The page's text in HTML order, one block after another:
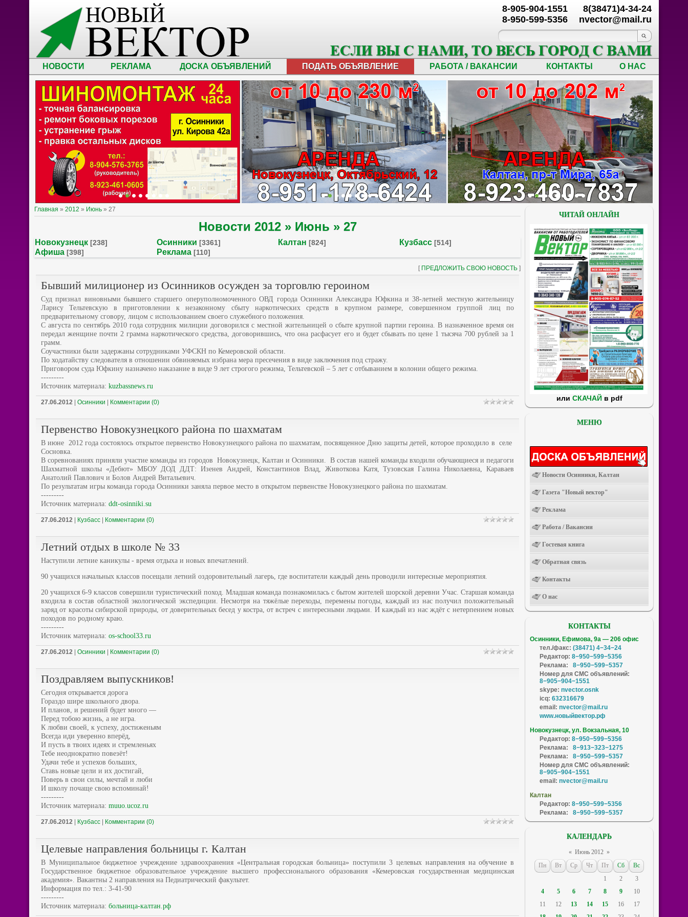
8(38471)4-34-24
nvector@mail.ru
8-905-904-1551
8-950-599-5356
НОВОСТИ РЕКЛАМА ДОСКА ОБЪЯВЛЕНИЙ ПОДАТЬ ОБЪЯВЛЕНИЕ РАБОТА / ВАКАНСИИ КОНТАКТЫ О НАС
Главная » 2012 » Июнь » 27
Новости 2012 » Июнь » 27
Новокузнецк [238] Осинники [3361] Калтан [824] Кузбасс [514]
Афиша [398] Реклама [110]
[ ПРЕДЛОЖИТЬ СВОЮ НОВОСТЬ ]
Бывший милиционер из Осинников осужден за торговлю героином
Суд признал виновными бывшего старшего оперуполномоченного ОВД города Осинники Александра Юфкина и 38-летней местную жительницу
Ларису Тельтевскую в приготовлении к незаконному сбыту наркотических средств в крупном размере, совершенном группой лиц по
предварительному сговору, лицом с использованием своего служебного положения.
С августа по сентябрь 2010 года сотрудник милиции договорился с местной жительницей о сбыте крупной партии героина. В назначенное время он
передал женщине почти 2 грамма наркотического средства, договорившись, что она расфасует его и будет сбывать по цене 1 тысяча 700 рублей за 1
грамм.
Соучастники были задержаны сотрудниками УФСКН по Кемеровской области.
По ходатайству следователя в отношении обвиняемых избрана мера пресечения в виде заключения под стражу.
Приговором суда Юфкину назначено наказание в виде 9 лет строгого режима, Тельтевской – 5 лет с отбыванием в колонии общего режима.
---------
Источник материала: kuzbassnews.ru
27.06.2012 Осинники Комментарии (0)
Первенство Новокузнецкого района по шахматам
В июне 2012 года состоялось открытое первенство Новокузнецкого района по шахматам, посвященное Дню защиты детей, которое проходило в селе
Сосновка.
В соревнованиях приняли участие команды из городов Новокузнецк, Калтан и Осинники.
В состав нашей команды входили обучающиеся и педагоги
Шахматной школы «Дебют» МБОУ ДОД ДДТ: Изенев Андрей, Константинов Влад, Животкова Катя, Тузовская Галина Николаевна, Караваев
Анатолий Павлович и Болов Андрей Витальевич.
По результатам игры команда города Осинники заняла первое место в открытом первенстве Новокузнецкого района по шахматам.
---------
Источник материала: ddt-osinniki.su
27.06.2012 Кузбасс Комментарии (0)
Летний отдых в школе № 33
Наступили летние каникулы - время отдыха и новых впечатлений.
90 учащихся начальных классов посещали летний оздоровительный лагерь, где воспитатели каждый день проводили интересные мероприятия.
20 учащихся 6-9 классов совершили туристический поход. Младшая команда познакомилась с бытом жителей шорской деревни Учас. Старшая команда
входила в состав областной экологической экспедиции. Несмотря на тяжёлые переходы, перемены погоды, каждый из нас получил положительный
заряд от красоты сибирской природы, от доверительных бесед у костра, от встреч с интересными людьми. И каждый из нас ждёт с нетерпением новых
походов по родному краю.
---------
Источник материала: os-school33.ru
27.06.2012 Осинники Комментарии (0)
Поздравляем выпускников!
Сегодня открывается дорога
Гораздо шире школьного двора.
И планов, и решений будет много —
Перед тобою жизнь, а не игра.
К любви своей, к успеху, достиженьям
Всегда иди уверенно вперёд,
И пусть в твоих идеях и стремленьях
Тебе неоднократно повезёт!
Удачи тебе и успехов больших,
Ставь новые цели и их достигай,
Поверь в свои силы, мечтай и люби
И школу почаще свою вспоминай!
---------
Источник материала: muuo.ucoz.ru
27.06.2012 Кузбасс Комментарии (0)
Целевые направления больницы г. Калтан
В Муниципальное бюджетное учреждение здравоохранения «Центральная городская больница» поступили 3 целевых направления на обучение в
Государственное бюджетное образовательное учреждение высшего профессионального образования «Кемеровская государственная медицинская
академия». Вакантны 2 направления на Педиатрический факультет.
Информация по тел.: 3-41-90
---------
Источник материала: больница-калтан.рф
ЧИТАЙ ОНЛАЙН
или СКАЧАЙв pdf
МЕНЮ
Новости Осинники, Калтан
Газета "Новый вектор"
Реклама
Работа / Вакансии
Гостевая книга
Обратная связь
Контакты
О нас
КОНТАКТЫ
Осинники, Ефимова, 9а — 206 офис
тел./факс: (38471) 4−34−24
Редактор: 8−950−599−5356
Реклама:
8−950−599−5357
Номер для СМС объявлений:
8−905−904−1551
skype: nvector.osnk
icq: 632316679
email: nvector@mail.ru
www.новыйвектор.рф
Новокузнецк, ул. Вокзальная, 10
Редактор: 8−950−599−5356
Реклама:
8−913−323−1275
Реклама:
8−950−599−5357
Номер для СМС объявлений:
8−905−904−1551
email: nvector@mail.ru
Калтан
Редактор: 8−950−599−5356
Реклама:
8−950−599−5357
КАЛЕНДАРЬ
« Июнь 2012 »
Пн
Вт Ср Чт Пт Сб
Вс
1
2
3
4
5 6 7 8 9
10
11
12 13 14 15 16
17